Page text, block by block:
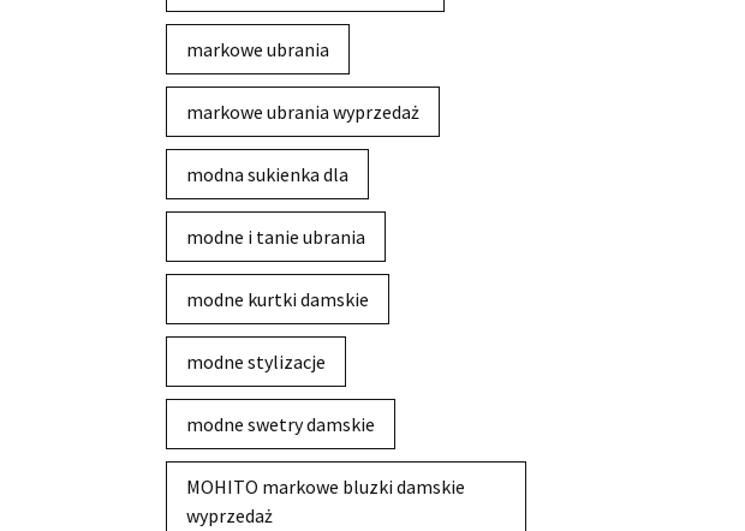
markowe ubrania
markowe ubrania wyprzedaż
modna sukienka dla
modne i tanie ubrania
modne kurtki damskie
modne stylizacje
modne swetry damskie
MOHITO markowe bluzki damskie
wyprzedaż